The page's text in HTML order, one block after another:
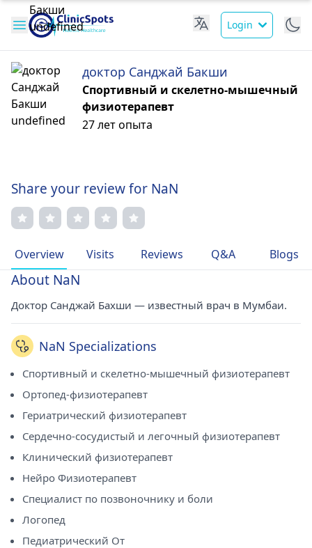
Login
доктор Санджай Бакши
Спортивный и скелетно-мышечный
физиотерапевт
27 лет опыта
Share your review for NaN
Overview Visits Reviews Q&A Blogs
About NaN
Доктор Санджай Бахши — известный врач в Мумбаи.
NaN Specializations
Спортивный и скелетно-мышечный физиотерапевт
Ортопед-физиотерапевт
Гериатрический физиотерапевт
Сердечно-сосудистый и легочный физиотерапевт
Клинический физиотерапевт
Нейро Физиотерапевт
Специалист по позвоночнику и боли
Логопед
Педиатрический От